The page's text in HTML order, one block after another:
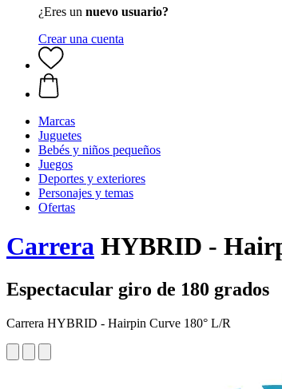
¿Eres un nuevo usuario?
Crear una cuenta
Marcas
Juguetes
Bebés y niños pequeños
Juegos
Deportes y exteriores
Personajes y temas
Ofertas
Carrera HYBRID -
Espectacular giro de 180 grados
Carrera HYBRID - Hairpin Curve 180° L/R